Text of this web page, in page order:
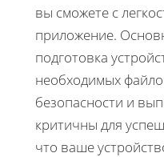
вы сможете с
приложение.
подготовка
необходимых
безопасности и
критичны для
что ваше